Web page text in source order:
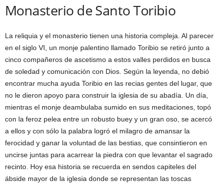
Monasterio de Santo Toribio
La reliquia y el monasterio tienen una historia compleja. Al parecer
en el siglo VI, un monje palentino llamado Toribio se retiró junto a
cinco compañeros de ascetismo a estos valles perdidos en busca
de soledad y comunicación con Dios. Según la leyenda, no debió
encontrar mucha ayuda Toribio en las recias gentes del lugar, que
no le dieron apoyo para construir la iglesia de su abadía. Un día,
mientras el monje deambulaba sumido en sus meditaciones, topó
con la feroz pelea entre un robusto buey y un gran oso, se acercó
a ellos y con sólo la palabra logró el milagro de amansar la
ferocidad y ganar la voluntad de las bestias, que consintieron en
uncirse juntas para acarrear la piedra con que levantar el sagrado
recinto. Hoy esa historia se recuerda en sendos capiteles del
ábside mayor de la iglesia donde se representan las toscas